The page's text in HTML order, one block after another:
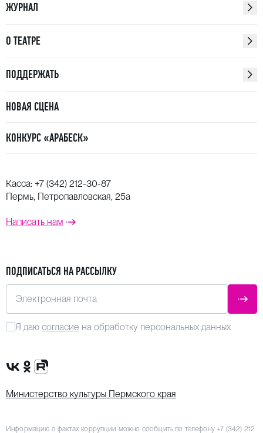
ЖУРНАЛ
О ТЕАТРЕ
ПОДДЕРЖАТЬ
НОВАЯ СЦЕНА
КОНКУРС «АРАБЕСК»
Касса: +7 (342) 212-30-87
Пермь, Петропавловская, 25а
Написать нам
ПОДПИСАТЬСЯ НА РАССЫЛКУ
Электронная почта
Я даю согласие на обработку персональных данных
Сообщество VK
Группа в одноклассниках
Канал Rutube
Министерство культуры Пермского края
Информацию о фактах коррупции можно сообщить по телефону+7 (342) 212